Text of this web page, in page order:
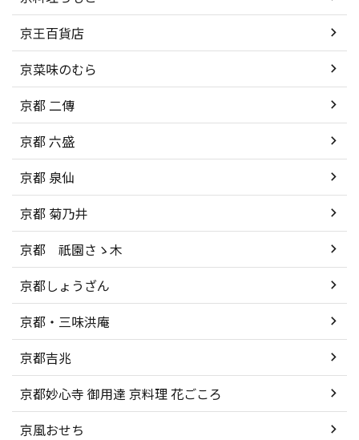
京王百貨店
京菜味のむら
京都 二傳
京都 六盛
京都 泉仙
京都 菊乃井
京都 祇園さゝ木
京都しょうざん
京都・三味洪庵
京都吉兆
京都妙心寺 御用達 京料理 花ごころ
京風おせち